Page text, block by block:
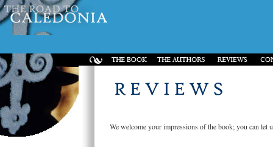
We welcome your impressions of the book; you can let